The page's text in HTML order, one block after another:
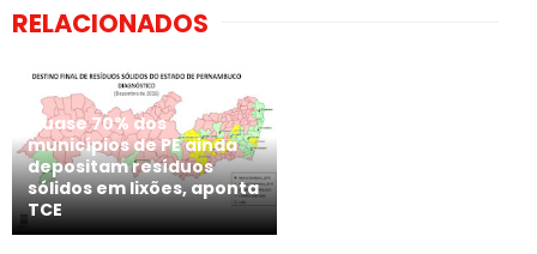
RELACIONADOS
Quase 70% dos
municípios de PE ainda
depositam resíduos
sólidos em lixões, aponta
TCE